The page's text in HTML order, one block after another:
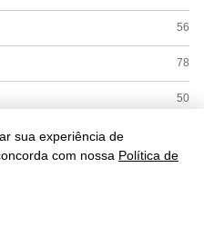
sua experiência de
com nossa Política de
56
78
50